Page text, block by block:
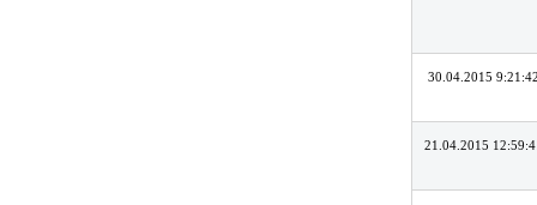
30.04.2015
21.04.2015